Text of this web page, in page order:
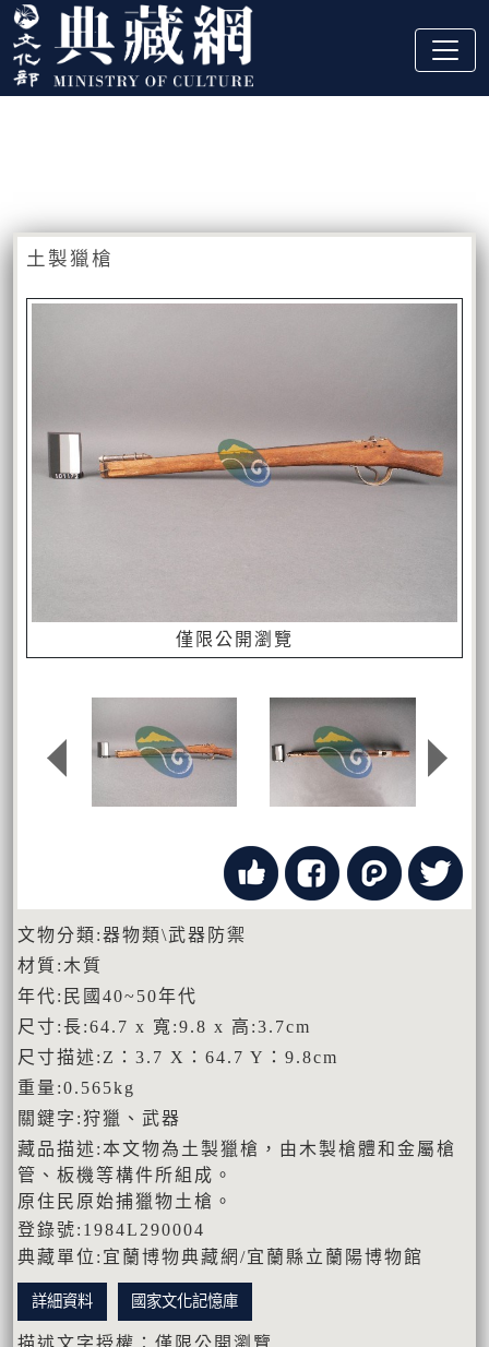
跳到主要內容
:::
土製獵槍
僅限公開瀏覽
文物分類:器物類\武器防禦
材質:木質
年代:民國40~50年代
尺寸:長:64.7 x 寬:9.8 x 高:3.7cm
尺寸描述:Z：3.7 X：64.7 Y：9.8cm
重量:0.565kg
關鍵字:狩獵、武器
藏品描述:本文物為土製獵槍，由木製槍體和金屬槍
管、板機等構件所組成。
原住民原始捕獵物土槍。
登錄號:1984L290004
典藏單位:宜蘭博物典藏網/宜蘭縣立蘭陽博物館
詳細資料 國家文化記憶庫
描述文字授權：僅限公開瀏覽